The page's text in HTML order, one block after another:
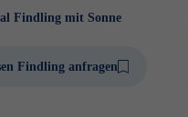
Findling mit Sonne
Findling anfragen